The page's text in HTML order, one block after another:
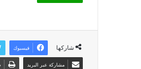
شاركها فيسبوك
مشاركة عبر البريد